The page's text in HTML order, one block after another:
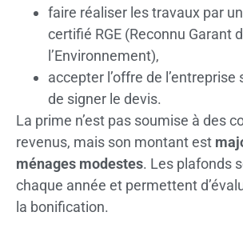
faire réaliser les travaux par
certifié RGE (Reconnu Garant
l’Environnement),
accepter l’offre de
de signer le devis.
La prime n’est pas soumise à des
revenus, mais son montant est
ménages modestes. Les plafonds
chaque année et permettent
la bonification.